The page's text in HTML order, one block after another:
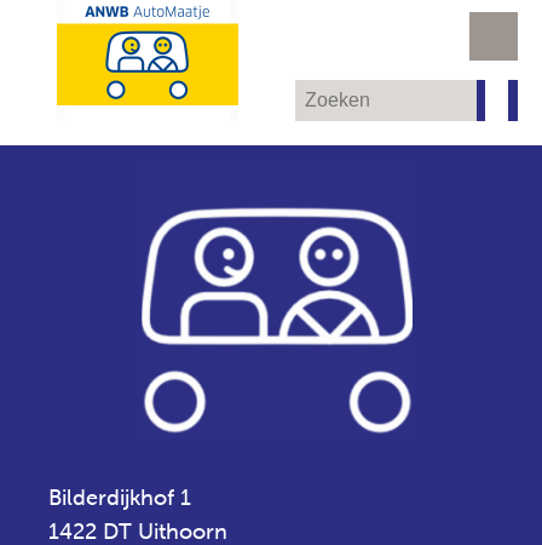
Bilderdijkhof 1
1422 DT Uithoorn